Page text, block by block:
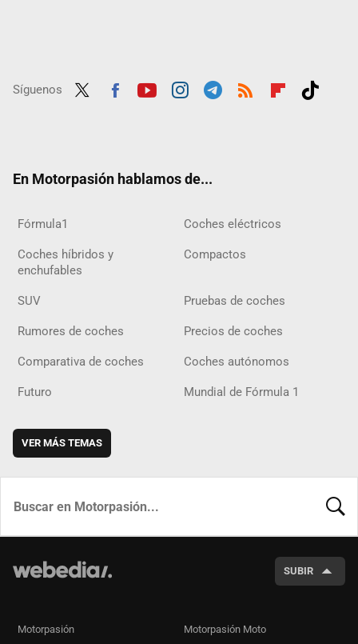
Síguenos
En Motorpasión hablamos de...
Fórmula1 Coches eléctricos
Coches híbridos y
enchufables
Compactos
SUV Pruebas de coches
Rumores de coches Precios de coches
Comparativa de coches Coches autónomos
Futuro Mundial de Fórmula 1
VER MÁS TEMAS
SUBIR
Motorpasión Motorpasión Moto